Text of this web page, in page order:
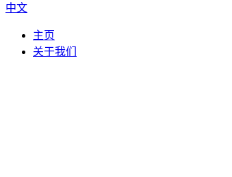
中文
主页
关于我们